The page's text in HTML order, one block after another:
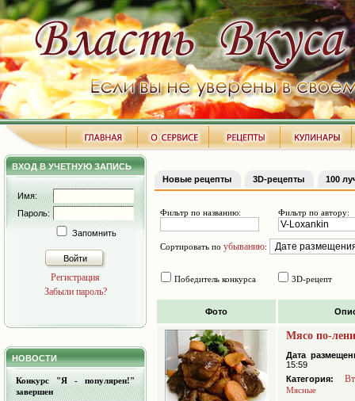
ВХОД В УЧЕТНУЮ ЗАПИСЬ
Имя:
Пароль:
Запомнить
Войти
Регистрация
Забыли пароль?
НОВОСТИ
Конкурс "Я - популярен!"
завершен
Новые рецепты 3D-рецепты 100
Фильтр по названию: Фильтр по автору:
Сортировать по убыванию:
Победитель конкурса 3D-рецепт
Фото
Мясо по-
Дата
15:59
Категория:
Мясные